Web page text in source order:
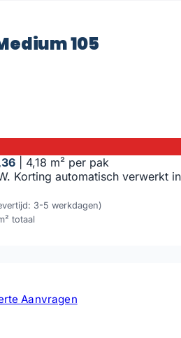
105
4,18 m² per pak
Korting automatisch verwerkt in
3-5 werkdagen)
totaal
aantal
Aanvragen